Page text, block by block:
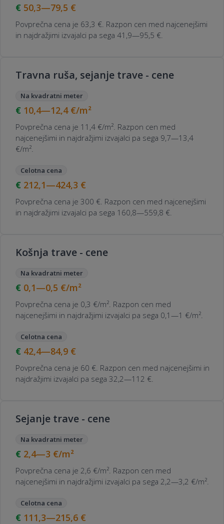
50,3—79,5 €
Povprečna cena je 63,3 €. Razpon cen med najcenejšimi
in najdražjimi izvajalci pa sega 41,9—95,5 €.
Travna ruša, sejanje trave - cene
Na kvadratni meter
10,4—12,4 €/m²
Povprečna cena je 11,4 €/m². Razpon cen med
najcenejšimi in najdražjimi izvajalci pa sega 9,7—13,4
€/m².
Celotna cena
212,1—424,3 €
Povprečna cena je 300 €. Razpon cen med najcenejšimi
in najdražjimi izvajalci pa sega 160,8—559,8 €.
Košnja trave - cene
Na kvadratni meter
0,1—0,5 €/m²
Povprečna cena je 0,3 €/m². Razpon cen med
najcenejšimi in najdražjimi izvajalci pa sega 0,1—1 €/m².
Celotna cena
42,4—84,9 €
Povprečna cena je 60 €. Razpon cen med najcenejšimi in
najdražjimi izvajalci pa sega 32,2—112 €.
Sejanje trave - cene
Na kvadratni meter
2,4—3 €/m²
Povprečna cena je 2,6 €/m². Razpon cen med
najcenejšimi in najdražjimi izvajalci pa sega 2,2—3,2 €/m².
Celotna cena
111,3—215,6 €